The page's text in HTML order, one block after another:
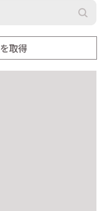
半以降にお帰りになるお
注意ください。
20時半以降にお帰りにな
面駐車場をご利用下さい。
時間外出入口と書いてありま
取得